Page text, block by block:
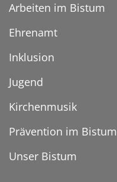
Arbeiten im Bistum
Ehrenamt
Inklusion
Jugend
Kirchenmusik
Prävention im Bistum
Unser Bistum